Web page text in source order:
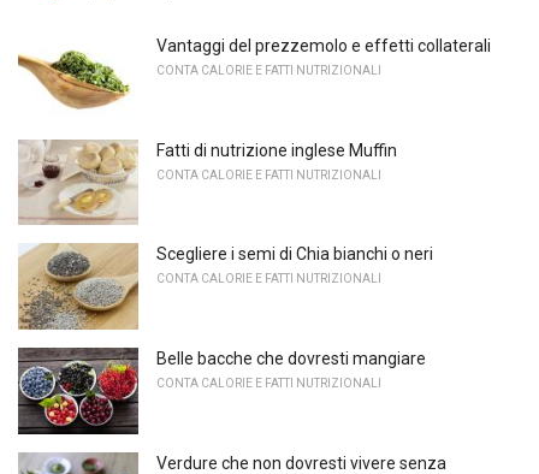
Vantaggi del prezzemolo e effetti collaterali
CONTA CALORIE E FATTI NUTRIZIONALI
Fatti di nutrizione inglese Muffin
CONTA CALORIE E FATTI NUTRIZIONALI
Scegliere i semi di Chia bianchi o neri
CONTA CALORIE E FATTI NUTRIZIONALI
Belle bacche che dovresti mangiare
CONTA CALORIE E FATTI NUTRIZIONALI
Verdure che non dovresti vivere senza